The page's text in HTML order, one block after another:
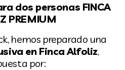
dos personas FINCA
PREMIUM
hemos preparado una
en Finca Alfoliz,
por: